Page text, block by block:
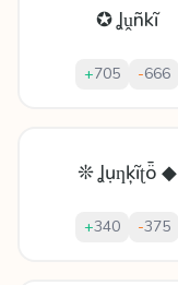
✪ Ʝṷñkĩ
+705 -666
❊ Ʝụƞķĩʈȫ ◆
+340 -375